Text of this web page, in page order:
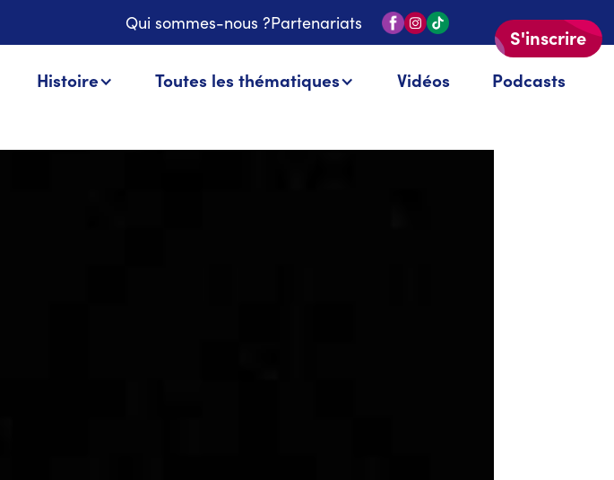
Qui sommes-nous ?Partenariats
Histoire Toutes les thématiques Vidéos Podcasts
S'inscrire